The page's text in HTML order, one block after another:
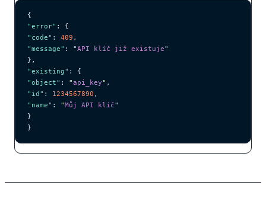
{
"error" : {
"code" : 409 ,
"message" : "API klíč již existuje"
},
"existing" : {
"object" : "api_key" ,
"id" : 1234567890 ,
"name" : "Můj API klíč"
}
}